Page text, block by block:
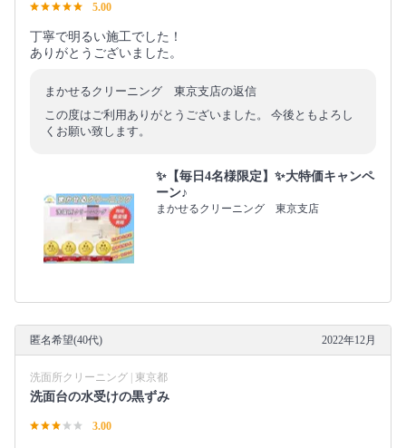
5.00
丁寧で明るい施工でした！
ありがとうございました。
まかせるクリーニング 東京支店の返信
この度はご利用ありがとうございました。 今後ともよろし
くお願い致します。
✨【毎日4名様限定】✨大特価キャンペ
ーン♪
まかせるクリーニング 東京支店
匿名希望(40代) 2022年12月
洗面所クリーニング | 東京都
洗面台の水受けの黒ずみ
3.00